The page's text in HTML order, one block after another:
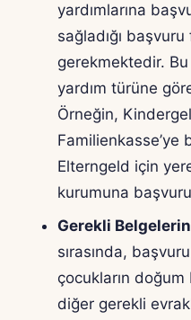
yardımlarına
sağladığı başvuru
gerekmektedir.
yardım türüne
Örneğin,
Familienkasse’ye
Elterngeld için
kurumuna başvuru
Gerekli
sırasında,
çocukların
diğer gerekli